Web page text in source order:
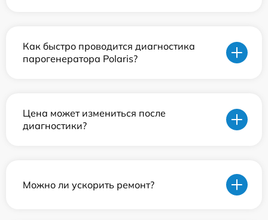
Как быстро проводится диагностика
парогенератора Polaris?
Цена может измениться после
диагностики?
Можно ли ускорить ремонт?